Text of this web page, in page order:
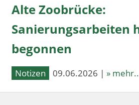
Alte Zoobrücke:
Sanierungsarbeiten
begonnen
Notizen 09.06.2026 | »